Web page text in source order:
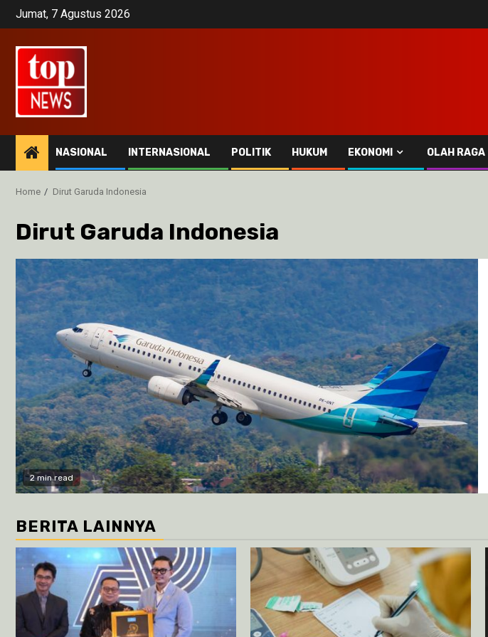
SkipJumat, 7 Agustus 2026
NASIONAL INTERNASIONAL POLITIK HUKUM EKONOMI OLAH RAGA
Home Dirut Garuda Indonesia
Dirut Garuda Indonesia
2 min read
BERITA LAINNYA